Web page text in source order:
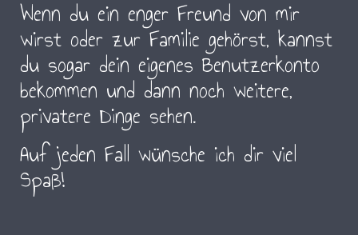
Wenn du ein enger Freund von mir
wirst oder zur Familie gehörst, kannst
du sogar dein eigenes Benutzerkonto
bekommen und dann noch weitere,
privatere Dinge sehen.
Auf jeden Fall wünsche ich dir viel
Spaß!